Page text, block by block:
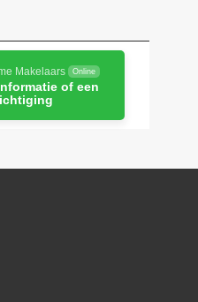
Makelaars Online
of een